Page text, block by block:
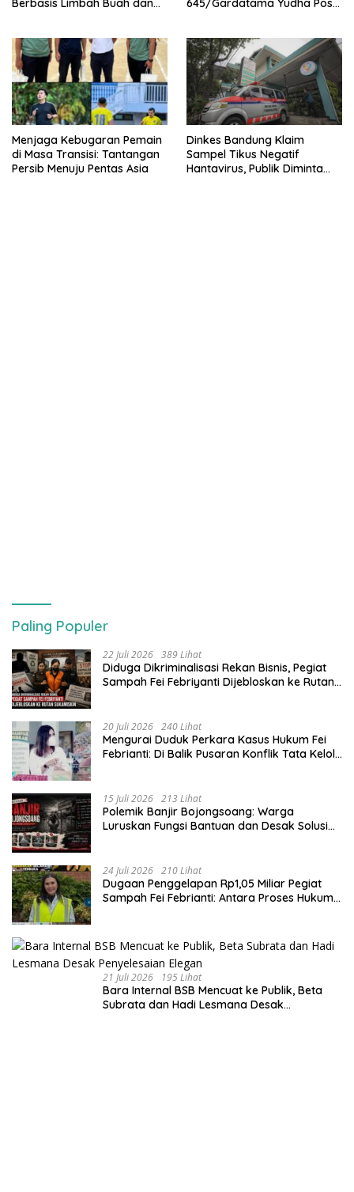
Berbasis Limbah Buah dan
645/Gardatama Yudha Pos
Guna Bantu Masyarakat di
Distrik Bolakme
Menjaga Kebugaran Pemain
di Masa Transisi: Tantangan
Persib Menuju Pentas Asia
Dinkes Bandung Klaim
Sampel Tikus Negatif
Hantavirus, Publik Diminta
Paling Populer
22 Juli 2026 389 Lihat
Diduga Dikriminalisasi Rekan Bisnis, Pegiat
Sampah Fei Febriyanti Dijebloskan ke Rutan
20 Juli 2026 240 Lihat
​Mengurai Duduk Perkara Kasus Hukum Fei
Febrianti: Di Balik Pusaran Konflik Tata Kelola
15 Juli 2026 213 Lihat
Polemik Banjir Bojongsoang: Warga
Luruskan Fungsi Bantuan dan Desak Solusi
24 Juli 2026 210 Lihat
Dugaan Penggelapan Rp1,05 Miliar Pegiat
Sampah Fei Febrianti: Antara Proses Hukum,
21 Juli 2026 195 Lihat
Bara Internal BSB Mencuat ke Publik, Beta
Subrata dan Hadi Lesmana Desak